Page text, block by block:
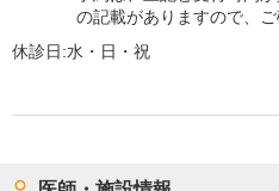
の記載がありますので、ご
休診日:水・日・祝